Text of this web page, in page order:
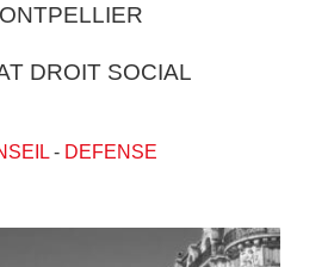
DROIT SOCIAL
- DEFENSE